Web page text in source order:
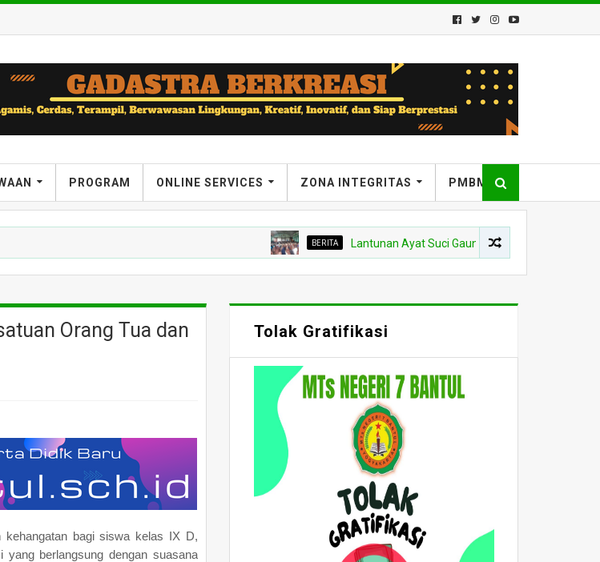
PROGRAM ONLINE SERVICES ZONA INTEGRITAS PMBM
BERITA Lantunan Ayat Suci Gaungkan Keberkahan, MTsN 7
Tingkatkan Motivasi Siswa Kelas IX
Orang Tua dan
bagi siswa kelas IX D,
berlangsung dengan suasana
Tolak Gratifikasi